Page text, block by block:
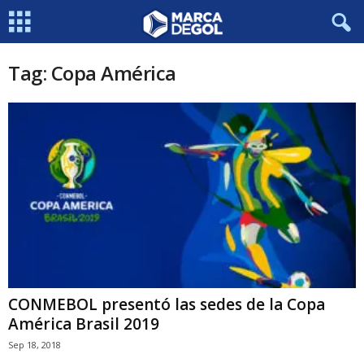
Tag: Copa América
CONMEBOL presentó las sedes de la Copa
América Brasil 2019
Sep 18, 2018